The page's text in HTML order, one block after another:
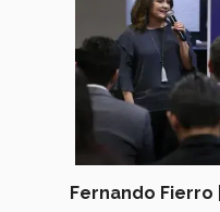
Fernando Fierro